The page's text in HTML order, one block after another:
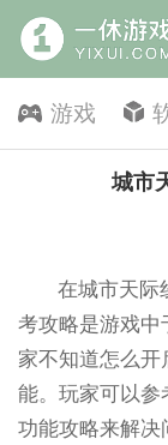
游戏
城市
在城市天际
考攻略是游戏中
家不知道怎么
能。玩家可以参
功能攻略来解决